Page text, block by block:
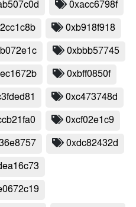
0xacc6798f
0xb918f918
0xbbb57745
0xbff0850f
0xc473748d
0xcf02e1c9
0xdc82432d